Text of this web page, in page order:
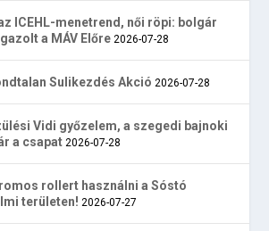
ICEHL-menetrend, női röpi: bolgár
a MÁV Előre 2026-07-28
Sulikezdés Akció 2026-07-28
Vidi győzelem, a szegedi bajnoki
a csapat 2026-07-28
rollert használni a Sóstó
területen! 2026-07-27